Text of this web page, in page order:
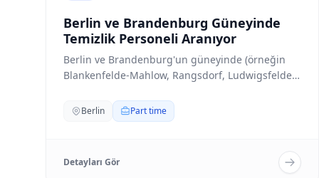
Berlin ve Brandenburg Güneyinde
Temizlik Personeli Aranıyor
Berlin ve Brandenburg'un güneyinde (örneğin
Blankenfelde-Mahlow, Rangsdorf, Ludwigsfelde)
Berlin Part time
Detayları Gör